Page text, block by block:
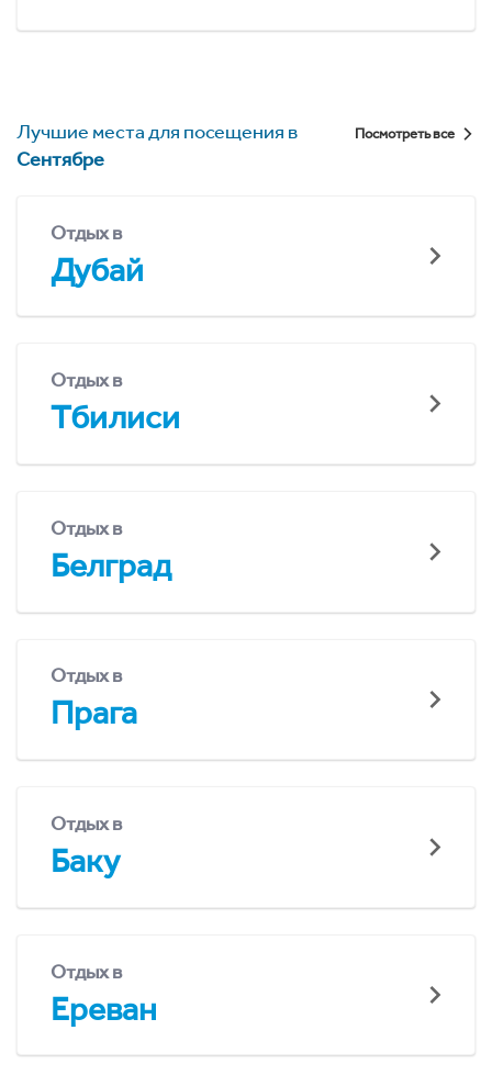
Лучшие места для посещения в
Сентябре
Посмотреть все
Отдых в
Дубай
Отдых в
Тбилиси
Отдых в
Белград
Отдых в
Прага
Отдых в
Баку
Отдых в
Ереван